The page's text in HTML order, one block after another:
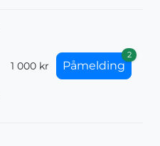
1 000 kr Påmelding
2